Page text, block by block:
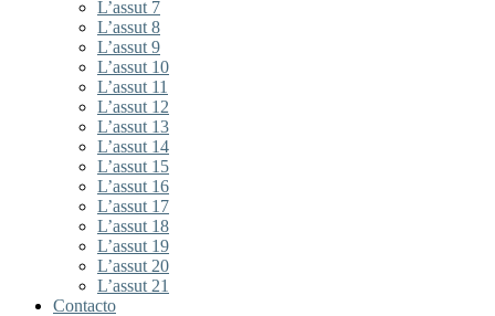
L’assut 7
L’assut 8
L’assut 9
L’assut 10
L’assut 11
L’assut 12
L’assut 13
L’assut 14
L’assut 15
L’assut 16
L’assut 17
L’assut 18
L’assut 19
L’assut 20
L’assut 21
Contacto